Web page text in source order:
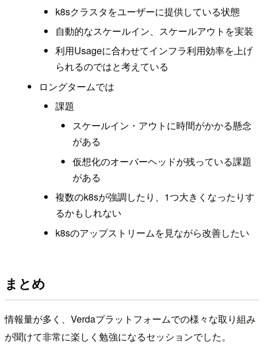
k8sクラスタをユーザーに提供している状態
自動的なスケールイン、スケールアウトを実装
利用Usageに合わせてインフラ利用効率を上げ
られるのではと考えている
ロングタームでは
課題
スケールイン・アウトに時間がかかる懸念
がある
仮想化のオーバーヘッドが残っている課題
がある
複数のk8sが強調したり、1つ大きくなったりす
るかもしれない
k8sのアップストリームを見ながら改善したい
まとめ
情報量が多く、Verdaプラットフォームでの様々な取り組み
が聞けて非常に楽しく勉強になるセッションでした。